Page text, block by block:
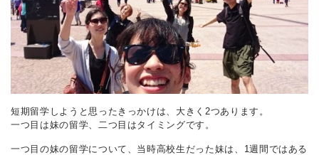
短期留学しようと思ったきっかけは、大きく2つあります。
一つ目は妹の留学、二つ目はタイミングです。
一つ目の妹の留学について、当時高校生だった妹は、1週間ではある